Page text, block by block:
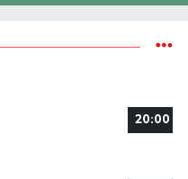
20:00